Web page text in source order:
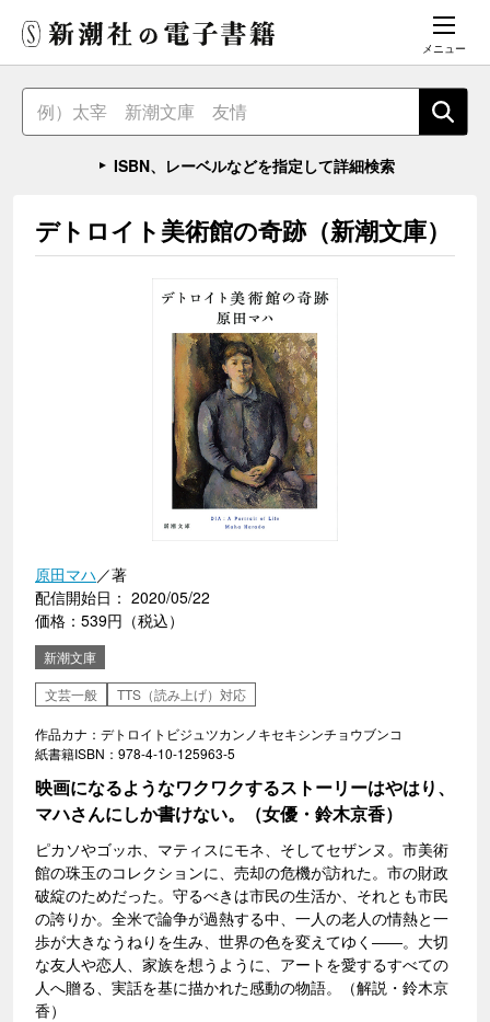
メニュー
ISBN、レーベルなどを指定して詳細検索
デトロイト美術館の奇跡（新潮文庫）
原田マハ／著
配信開始日： 2020/05/22
価格：539円（税込）
新潮文庫
文芸一般
TTS（読み上げ）対応
作品カナ：デトロイトビジュツカンノキセキシンチョウブンコ
紙書籍ISBN：978-4-10-125963-5
映画になるようなワクワクするストーリーはやはり、
マハさんにしか書けない。（女優・鈴木京香）
ピカソやゴッホ、マティスにモネ、そしてセザンヌ。市美術
館の珠玉のコレクションに、売却の危機が訪れた。市の財政
破綻のためだった。守るべきは市民の生活か、それとも市民
の誇りか。全米で論争が過熱する中、一人の老人の情熱と一
歩が大きなうねりを生み、世界の色を変えてゆく――。大切
な友人や恋人、家族を想うように、アートを愛するすべての
人へ贈る、実話を基に描かれた感動の物語。（解説・鈴木京
香）